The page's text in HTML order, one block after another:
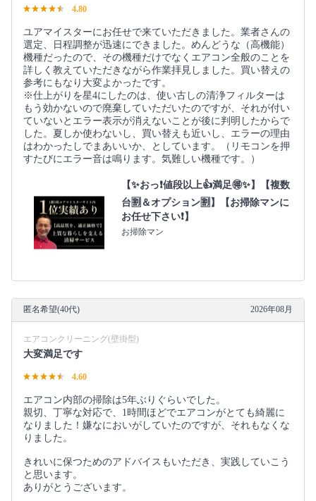
4.80
ユアマイスターにお任せで来ていただきました。業者さんの
選定、日程調整が迅速にできました。めんどうな（高機能）
機種だったので、その機種だけでなくエアコン全般のことを
詳しく教えていただきながら作業拝見しました。買い替えの
参考にもなり大変よかったです。
※仕上がりを星4にしたのは、使い古しの清浄フィルターは
もう効かないので廃棄していただいたのですが、それが付い
ていないとエラー表示が消えないことが後に判明したからで
した。夏しか使わないし、買い替えも近いし、エラーの理由
はわかったしでまあいいか、としています。（リモコンを押
すたびにエラー音は鳴ります。気難しい機種です。）
【✨おっ❗値段以上👍満足🉐✨】【複数
台🈹＆オプション🈹】【お掃除マンに
お任せ下さい❗】
お掃除マン
匿名希望(40代) 2026年08月
エアコンクリーニング(壁掛型)
大変満足です
4.60
エアコン内部の掃除は5年ぶりぐらいでした。
親切、丁寧な対応で、1時間ほどでエアコンがとても綺麗に
なりました！嫌なにおいがしていたのですが、それもなくな
りました。
きれいに保つためのアドバイスもいただき、実践していこう
と思います。
ありがとうございます。